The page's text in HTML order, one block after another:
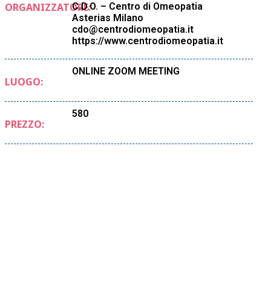
ORGANIZZATORE:C.D.O. – Centro di Omeopatia
Asterias Milano
cdo@centrodiomeopatia.it
https://www.centrodiomeopatia.it
LUOGO:
ONLINE ZOOM MEETING
PREZZO:
580